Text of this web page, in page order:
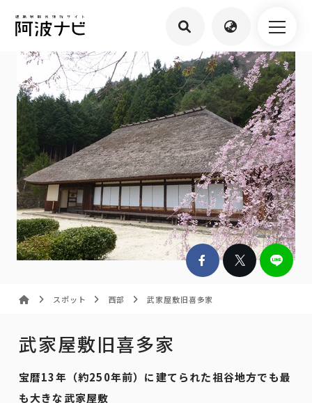
スポット 西部 武家屋敷旧喜多家
武家屋敷旧喜多家
宝暦13年（約250年前）に建てられた祖谷地方でも最
も大きな武家屋敷